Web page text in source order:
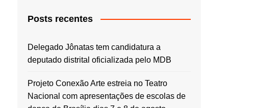
Posts recentes
Delegado Jônatas tem candidatura a
deputado distrital oficializada pelo MDB
Projeto Conexão Arte estreia no Teatro
Nacional com apresentações de escolas de